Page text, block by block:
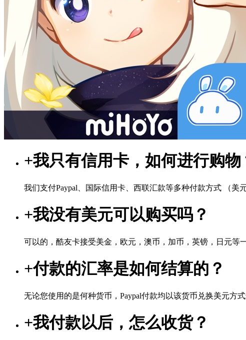
+我只有信用卡，如何进行购物
我们支付Paypal、国际信用卡、西联汇款等多种付款方式 （美
+我没有美元可以购买吗？
可以的，酷友卡接受美金，欧元，澳币，加币，英镑，日元等
+付款的汇率是如何结算的？
无论您使用的是何种货币，Paypal付款均以该货币兑换美元方
+我付款以后，怎么收货？